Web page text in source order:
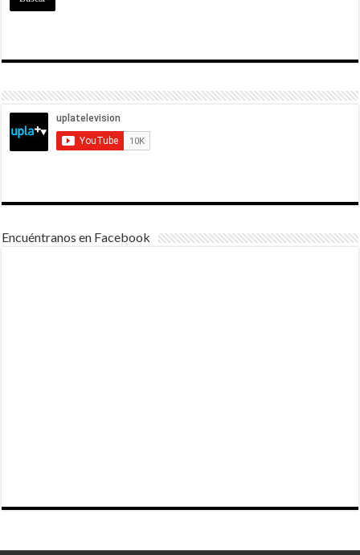
Encuéntranos en Facebook